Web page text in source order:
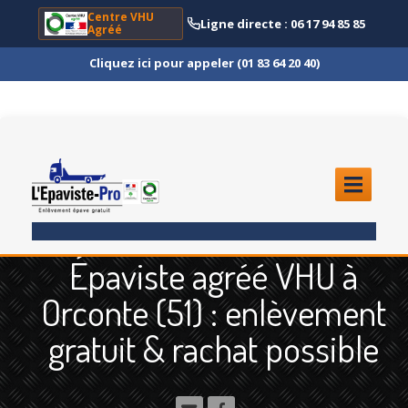
Centre VHU
Agréé
Ligne directe : 06 17 94 85 85
Cliquez ici pour appeler (01 83 64 20 40)
ENLÈVEMENTÉPAVE
Quoi?
Scooteret Moto
Camion
et Poids Lourd
Épaviste agréé VHU à
Orconte (51) : enlèvement
gratuit & rachat possible